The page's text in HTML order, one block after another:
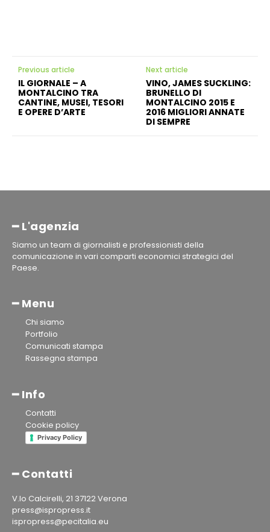
Previous article
IL GIORNALE – A
MONTALCINO TRA
CANTINE, MUSEI, TESORI
E OPERE D’ARTE
Next article
VINO, JAMES SUCKLING:
BRUNELLO DI
MONTALCINO 2015 E
2016 MIGLIORI ANNATE
DI SEMPRE
━ L'agenzia
Siamo un team di giornalisti e professionisti della
comunicazione in vari comparti economici strategici del
Paese.
━ Menu
Chi siamo
Portfolio
Comunicati stampa
Rassegna stampa
━ Info
Contatti
Cookie policy
Privacy Policy
━ Contatti
V.lo Calcirelli, 21 37122 Verona
press@ispropress.it
ispropress@pecitalia.eu